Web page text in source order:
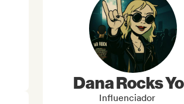
Dana Rocks
Influenciador